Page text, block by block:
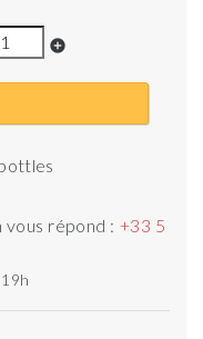
add_circle
vous répond : +33 5